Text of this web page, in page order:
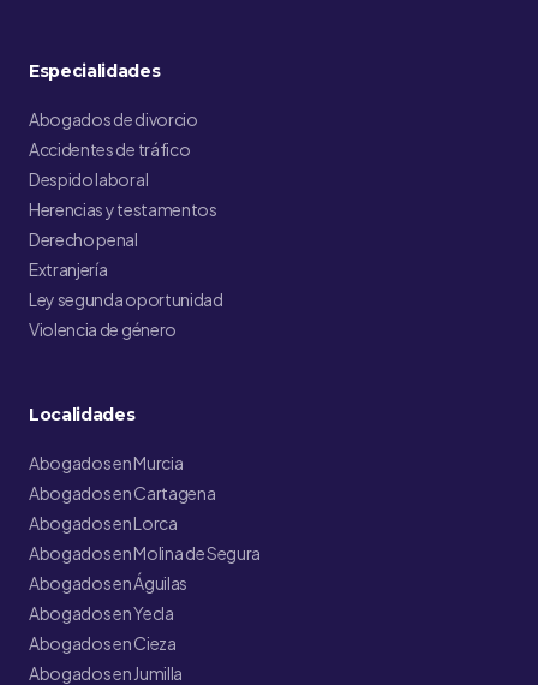
Especialidades
Abogados de divorcio
Accidentes de tráfico
Despido laboral
Herencias y testamentos
Derecho penal
Extranjería
Ley segunda oportunidad
Violencia de género
Localidades
Abogados en Murcia
Abogados en Cartagena
Abogados en Lorca
Abogados en Molina de Segura
Abogados en Águilas
Abogados en Yecla
Abogados en Cieza
Abogados en Jumilla